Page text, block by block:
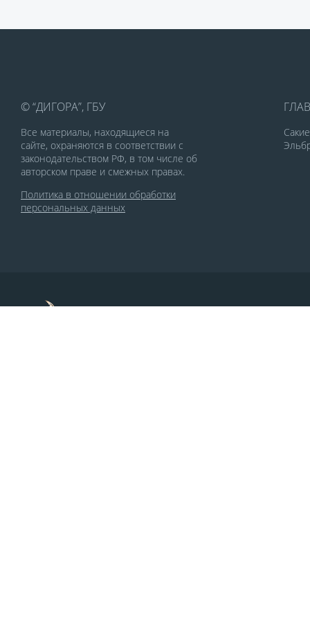
© “ДИГОРА”, ГБУ
Все материалы, находящиеся на
сайте, охраняются в соответствии с
законодательством РФ, в том числе об
авторском праве и смежных правах.
Политика в отношении обработки
персональных данных